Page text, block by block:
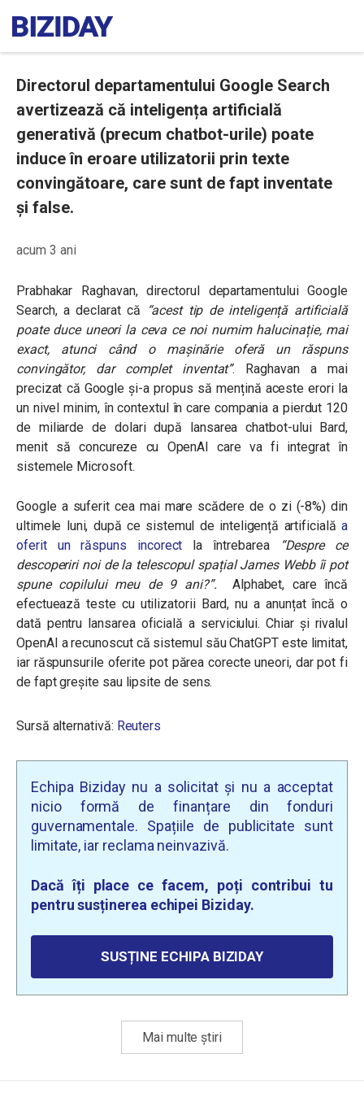
Directorul departamentului Google Search
avertizează că inteligența artificială
generativă (precum chatbot-urile) poate
induce în eroare utilizatorii prin texte
convingătoare, care sunt de fapt inventate
și false.
acum 3 ani
Prabhakar Raghavan, directorul departamentului Google
Search, a declarat că
“acest tip de inteligență artificială
poate duce uneori la ceva ce noi numim halucinație, mai
exact, atunci când o mașinărie oferă un răspuns
convingător, dar complet inventat”. Raghavan a mai
precizat că Google și-a propus să mențină aceste erori la
un nivel minim, în contextul în care compania a pierdut 120
de miliarde de dolari după lansarea chatbot-ului Bard,
menit să concureze cu OpenAI care va fi integrat în
sistemele Microsoft.
Google a suferit cea mai mare scădere de o zi (-8%) din
ultimele luni, după ce sistemul de inteligență artificială a
oferit un răspuns incorect la întrebarea
“Despre ce
descoperiri noi de la telescopul spațial James Webb îi pot
spune copilului meu de 9 ani?”.
Alphabet, care încă
efectuează teste cu utilizatorii Bard, nu a anunțat încă o
dată pentru lansarea oficială a serviciului. Chiar și rivalul
OpenAI a recunoscut că sistemul său ChatGPT este limitat,
iar răspunsurile oferite pot părea corecte uneori, dar pot fi
de fapt greșite sau lipsite de sens.
Sursă alternativă: Reuters
Echipa Biziday nu a solicitat și nu a acceptat
nicio formă de finanțare din fonduri
guvernamentale. Spațiile de publicitate sunt
limitate, iar reclama neinvazivă.
Dacă îți place ce facem, poți contribui tu
pentru susținerea echipei Biziday.
SUSȚINE ECHIPA BIZIDAY
Mai multe știri